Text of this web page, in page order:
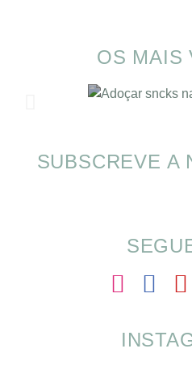
OS MAIS
SOMP (SOP): 5 Ideias de
SUBSCREVE A